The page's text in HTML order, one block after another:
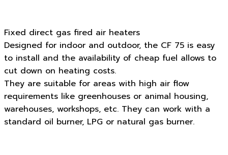
Fixed direct gas fired air heaters
Designed for indoor and outdoor, the CF 75 is easy
to install and the availability of cheap fuel allows to
cut down on heating costs.
They are suitable for areas with high air flow
requirements like greenhouses or animal housing,
warehouses, workshops, etc. They can work with a
standard oil burner, LPG or natural gas burner.